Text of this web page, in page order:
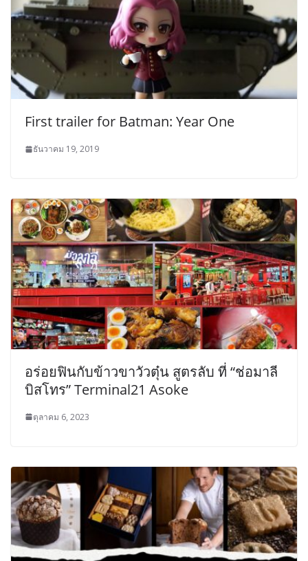
First trailer for Batman: Year One
ธันวาคม 19, 2019
อร่อยฟินกับข้าวขาวัวตุ๋น สูตรลับ ที่ “ช่อมาลี
บิสโทร” Terminal21 Asoke
ตุลาคม 6, 2023